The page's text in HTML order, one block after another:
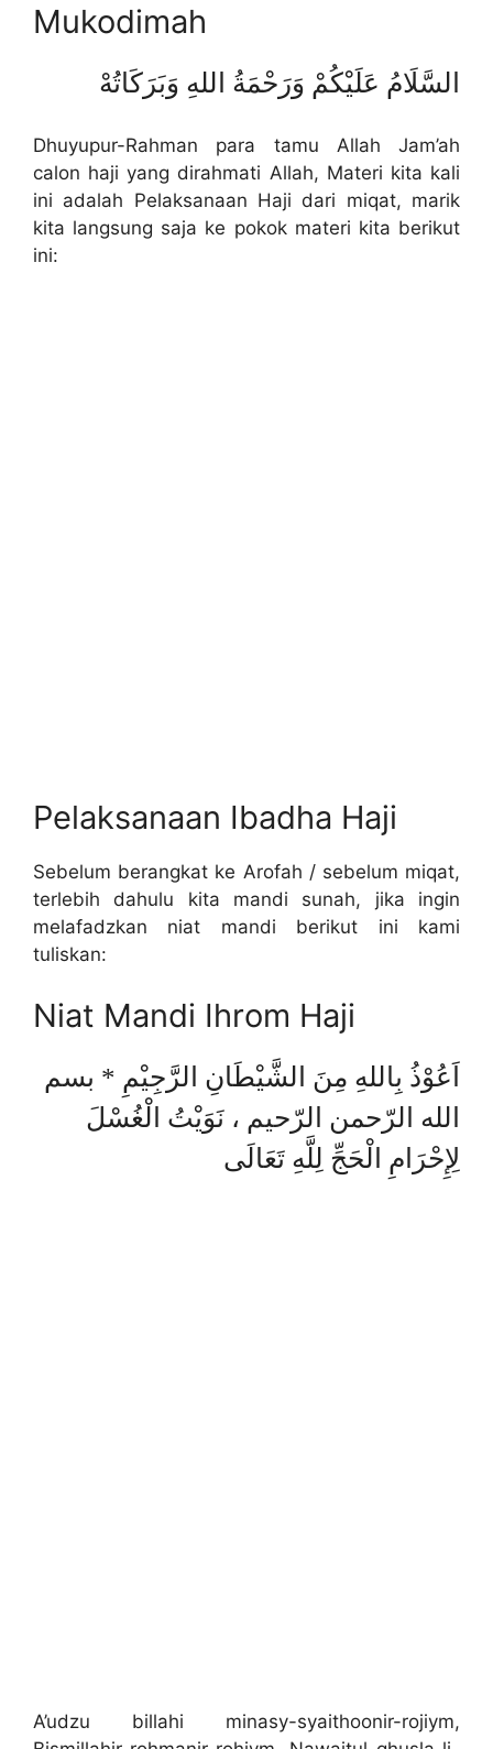
Mukodimah
السَّلَامُ عَلَيْكُمْ وَرَحْمَةُ اللهِ وَبَرَكَاتُهْ
Dhuyupur-Rahman para tamu Allah Jam’ah
calon haji yang dirahmati Allah, Materi kita kali
ini adalah Pelaksanaan Haji dari miqat, marik
kita langsung saja ke pokok materi kita berikut
ini:
Pelaksanaan Ibadha Haji
Sebelum berangkat ke Arofah / sebelum miqat,
terlebih dahulu kita mandi sunah, jika ingin
melafadzkan niat mandi berikut ini kami
tuliskan:
Niat Mandi Ihrom Haji
اَعُوْذُ بِاللهِ مِنَ الشَّيْطَانِ الرَّجِيْمِ * بسم
الله الرّحمن الرّحيم ، نَوَيْتُ الْغُسْلَ
لِإِحْرَامِ الْحَجِّ لِلَّهِ تَعَالَى
A’udzu billahi minasy-syaithoonir-rojiym,